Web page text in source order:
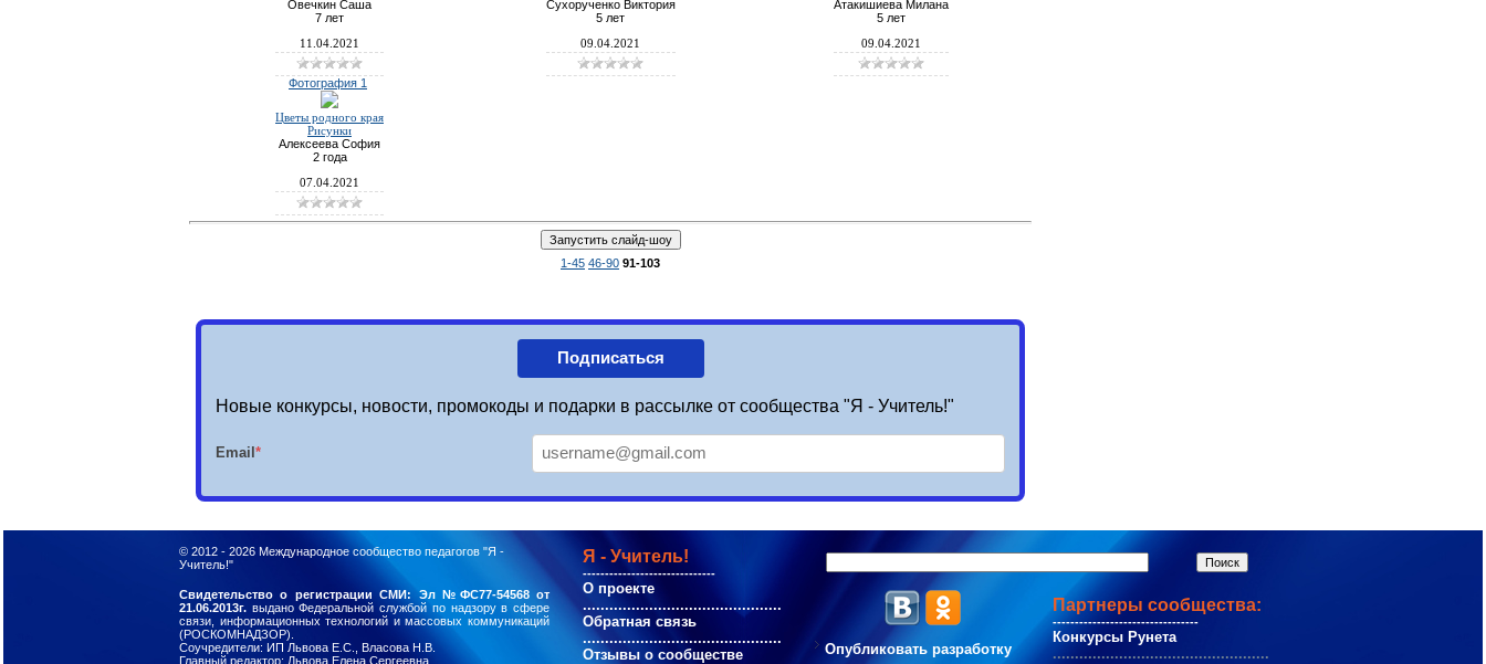
Овечкин Саша
7 лет
11.04.2021
Сухорученко Виктория
5 лет
09.04.2021
Атакишиева Милана
5 лет
09.04.2021
Фотография 1
Цветы родного края
Рисунки
Алексеева София
2 года
07.04.2021
1-45 46-90 91-103
Подписаться
Новые конкурсы, новости, промокоды и подарки в рассылке от сообщества "Я - Учитель!"
Email *
© 2012 - 2026 Международное сообщество педагогов "Я -
Учитель!"
Я - Учитель!
------------------------------
О проекте
.............................................
Обратная связь
.............................................
Отзывы о сообществе
Свидетельство о регистрации СМИ: Эл №ФС77-54568 от
21.06.2013г. выдано Федеральной службой по надзору в сфере
связи, информационных технологий и массовых коммуникаций
(РОСКОМНАДЗОР).
Соучредители: ИП Львова Е.С., Власова Н.В.
Главный редактор: Львова Елена Сергеевна
Опубликовать разработку
Партнеры сообщества:
---------------------------------
Конкурсы Рунета
.................................................